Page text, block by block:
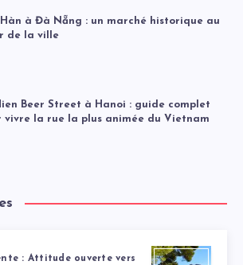
Hàn à Đà Nẵng : un marché historique au
de la ville
Beer Street à Hanoi : guide complet
vivre la rue la plus animée du Vietnam
: Attitude ouverte vers